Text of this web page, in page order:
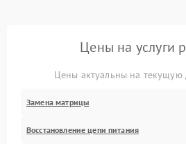
Цены на услуги
Цены актуальны на текущую
Замена матрицы
Восстановление цепи питания